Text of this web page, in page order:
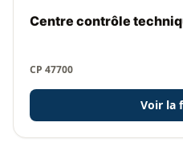
Centre contrôle
CP 47700
Voir la